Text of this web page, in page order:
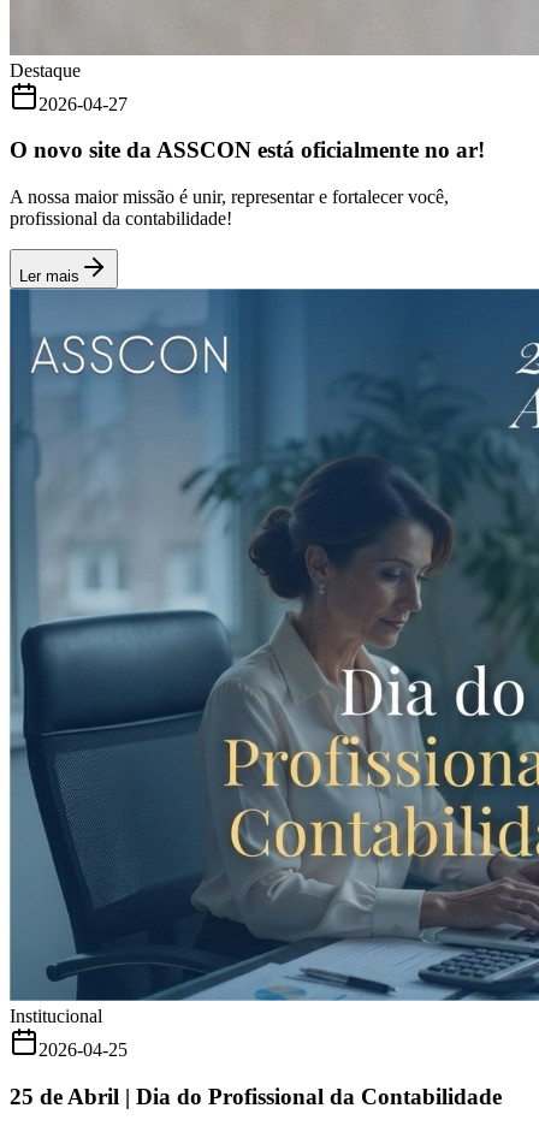
Destaque
2026-04-27
O novo site da ASSCON está oficialmente no ar!
A nossa maior missão é unir, representar e fortalecer você,
profissional da contabilidade!
Ler mais
Institucional
2026-04-25
25 de Abril | Dia do Profissional da Contabilidade